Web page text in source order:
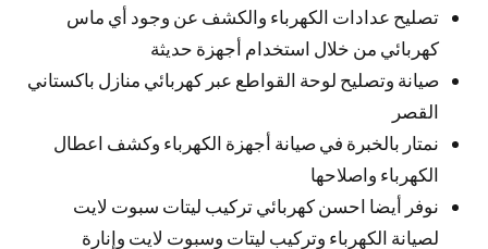
تصليح عدادات الكهرباء والكشف عن وجود أي ماس
كهربائي من خلال استخدام أجهزة حديثة
صيانة وتصليح لوحة القواطع عبر كهربائي منازل باكستاني
القصر
نمتار بالخبرة في صيانة أجهزة الكهرباء وكشف اعطال
الكهرباء واصلاحها
نوفر أيضا احسن كهربائي تركيب ليتات سبوت لايت
لصيانة الكهرباء وتركيب ليتات وسبوت لايت وإنارة